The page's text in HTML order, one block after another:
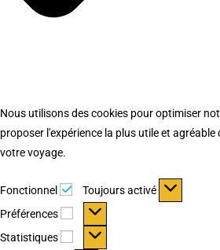
Nous utilisons des cookies pour optimiser
proposer l'expérience la plus utile et
votre voyage.
Fonctionnel Fonctionnel
Toujours activé
Préférences
Préférences
Statistiques Statistiques